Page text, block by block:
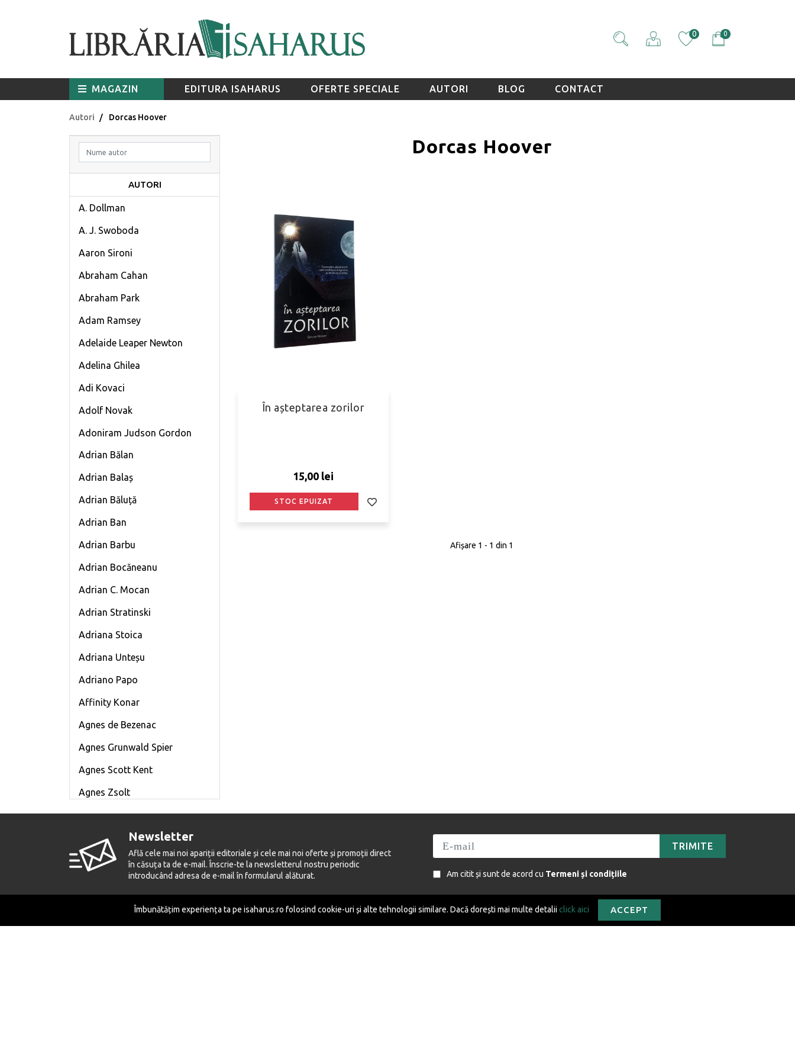
Îmbunătățim experiența ta pe isaharus.ro folosind cookie-uri și alte tehnologii similare. Dacă dorești mai multe detalii click aici ACCEPT
0 0
MAGAZIN EDITURA ISAHARUS OFERTE SPECIALE AUTORI BLOG CONTACT
Autori Dorcas Hoover
AUTORI
A. Dollman
A. J. Swoboda
Aaron Sironi
Abraham Cahan
Abraham Park
Adam Ramsey
Adelaide Leaper Newton
Adelina Ghilea
Adi Kovaci
Adolf Novak
Adoniram Judson Gordon
Adrian Bălan
Adrian Balaș
Adrian Băluță
Adrian Ban
Adrian Barbu
Adrian Bocăneanu
Adrian C. Mocan
Adrian Stratinski
Adriana Stoica
Adriana Unteșu
Adriano Papo
Affinity Konar
Agnes de Bezenac
Agnes Grunwald Spier
Agnes Scott Kent
Agnes Zsolt
Agnia Potoroacă
Aiden Wilson Tozer
Ajith Fernando
Alain Caron
Dorcas Hoover
În așteptarea zorilor
15,00 lei
STOC EPUIZAT
Afișare 1 - 1 din 1
Newsletter
Află cele mai noi apariții editoriale și cele mai noi oferte și promoții direct
în căsuța ta de e-mail. Înscrie-te la newsletterul nostru periodic
introducând adresa de e-mail în formularul alăturat.
TRIMITE
Am citit și sunt de acord cu Termeni și condițiile
UTILE CONTACT